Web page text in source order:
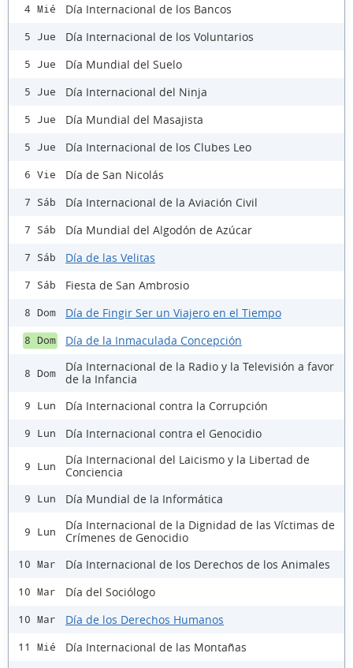
4 Mié Día Internacional de los Bancos
5 Jue Día Internacional de los Voluntarios
5 Jue Día Mundial del Suelo
5 Jue Día Internacional del Ninja
5 Jue Día Mundial del Masajista
5 Jue Día Internacional de los Clubes Leo
6 Vie Día de San Nicolás
7 Sáb Día Internacional de la Aviación Civil
7 Sáb Día Mundial del Algodón de Azúcar
7 Sáb Día de las Velitas
7 Sáb Fiesta de San Ambrosio
8 Dom Día de Fingir Ser un Viajero en el Tiempo
8 Dom Día de la Inmaculada Concepción
8 Dom
Día Internacional de la Radio y la Televisión a favor
de la Infancia
9 Lun Día Internacional contra la Corrupción
9 Lun Día Internacional contra el Genocidio
9 Lun
Día Internacional del Laicismo y la Libertad de
Conciencia
9 Lun Día Mundial de la Informática
9 Lun
Día Internacional de la Dignidad de las Víctimas de
Crímenes de Genocidio
10 Mar Día Internacional de los Derechos de los Animales
10 Mar Día del Sociólogo
10 Mar Día de los Derechos Humanos
11 Mié
Día Internacional de las Montañas